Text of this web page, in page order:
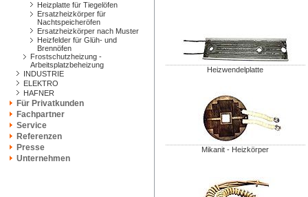
Heizplatte für Tiegelöfen
Ersatzheizkörper für
Nachtspeicheröfen
Ersatzheizkörper nach Muster
Heizfelder für Glüh- und
Brennöfen
Frostschutzheizung -
Arbeitsplatzbeheizung
INDUSTRIE
ELEKTRO
HAFNER
Für Privatkunden
Fachpartner
Service
Referenzen
Presse
Unternehmen
Heizwendelplatte
Mikanit - Heizkörper